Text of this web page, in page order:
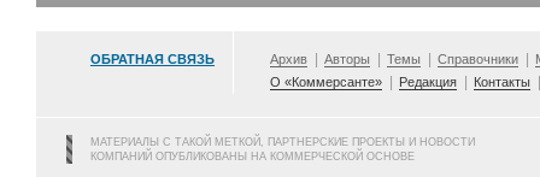
ОБРАТНАЯ СВЯЗЬ Архив Авторы Темы Справочники
О «Коммерсанте»
Редакция Контакты
МАТЕРИАЛЫ С ТАКОЙ МЕТКОЙ, ПАРТНЕРСКИЕ ПРОЕКТЫ И НОВОСТИ
КОМПАНИЙ ОПУБЛИКОВАНЫ НА КОММЕРЧЕСКОЙ ОСНОВЕ